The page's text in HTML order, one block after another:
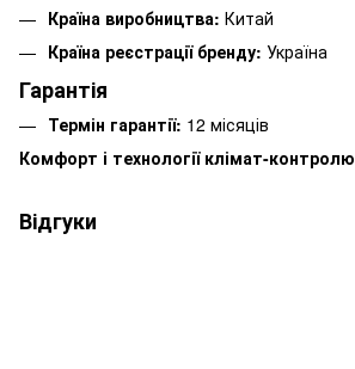
Країна виробництва: Китай
Країна реєстрації бренду: Україна
Гарантія
Термін гарантії: 12 місяців
Комфорт і технології клімат-
Відгуки